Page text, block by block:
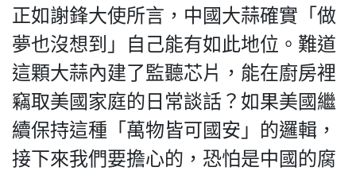
rights
正如謝鋒大使所言，中國大蒜確實「做
夢也沒想到」自己能有如此地位。難道
這顆大蒜內建了監聽芯片，能在廚房裡
竊取美國家庭的日常談話？如果美國繼
續保持這種「萬物皆可國安」的邏輯，
接下來我們要擔心的，恐怕是中國的腐